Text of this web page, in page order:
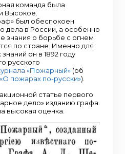
команда была
Высокое.
был обеспокоен
дела в России, а особенно
знания о борьбе с огнем
по стране. Именно для
он в 1892 году
русского
«Пожарный» (об
«О пожарах по-русски»).
статье первого
дело» изданию графа
высокая оценка.